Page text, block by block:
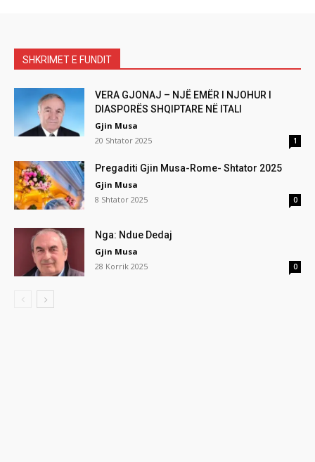
SHKRIMET E FUNDIT
VERA GJONAJ – NJË EMËR I NJOHUR I
DIASPORËS SHQIPTARE NË ITALI
Gjin Musa
20 Shtator 2025
1
Pregaditi Gjin Musa-Rome- Shtator 2025
Gjin Musa
8 Shtator 2025
0
Nga: Ndue Dedaj
Gjin Musa
28 Korrik 2025
0